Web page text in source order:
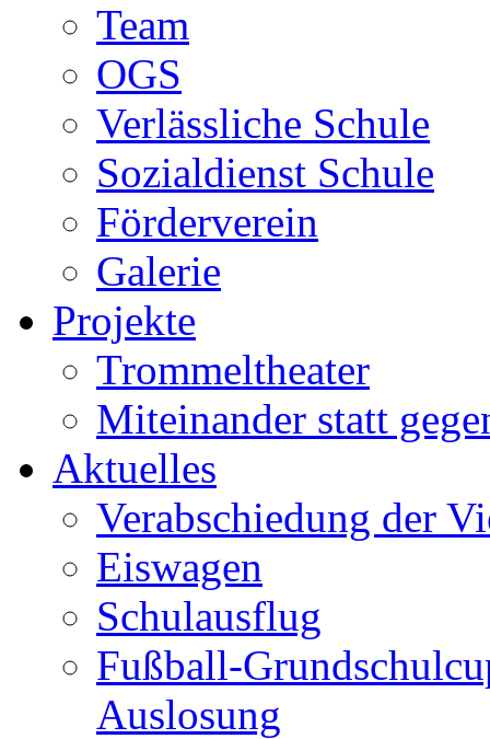
Team
OGS
Verlässliche Schule
Sozialdienst Schule
Förderverein
Galerie
Projekte
Trommeltheater
Miteinander statt
Aktuelles
Verabschiedung der
Eiswagen
Schulausflug
Fußball-
Auslosung